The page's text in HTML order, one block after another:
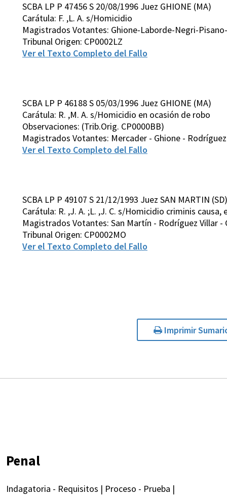
SCBA LP P 47456 S 20/08/1996 Juez GHIONE (MA)
Carátula: F. ,L. A. s/Homicidio
Magistrados Votantes: Ghione-Laborde-Negri-
Tribunal Origen: CP0002LZ
Ver el Texto Completo del Fallo
SCBA LP P 46188 S 05/03/1996 Juez GHIONE (MA)
Carátula: R. ,M. A. s/Homicidio en ocasión de robo
Observaciones: (Trib.Orig. CP0000BB)
Magistrados Votantes: Mercader - Ghione -
Ver el Texto Completo del Fallo
SCBA LP P 49107 S 21/12/1993 Juez SAN MARTIN (SD)
Carátula: R. ,J. A. ;L. ,J. C. s/Homicidio criminis causa,
Magistrados Votantes: San Martín - Rodríguez Villar -
Tribunal Origen: CP0002MO
Ver el Texto Completo del Fallo
Imprimir
Penal
Indagatoria - Requisitos | Proceso - Prueba |